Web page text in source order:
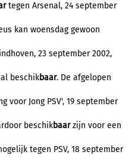
tegen Arsenal, 24 september
kan woensdag gewoon
23 september 2002,
beschikbaar. De afgelopen
voor Jong PSV', 19 september
beschikbaarzijn voor een
tegen PSV, 18 september